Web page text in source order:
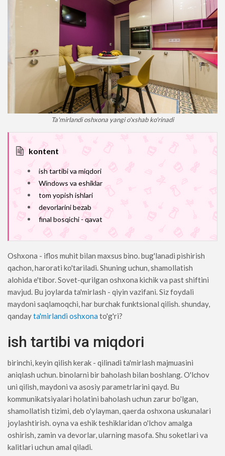
Ta'mirlandi oshxona yangi o'xshab ko'rinadi
kontent
ish tartibi va miqdori
Windows va eshiklar
tom yopish ishlari
devorlarini bezab
final bosqichi - qavat
Oshxona - iflos muhit bilan maxsus bino. bug'lanadi pishirish
qachon, harorati ko'tariladi. Shuning uchun, shamollatish
alohida e'tibor. Sovet-qurilgan oshxona kichik va past shiftini
mavjud. Bu joylarda ta'mirlash - qiyin vazifani. Siz foydali
maydoni saqlamoqchi, har burchak funktsional qilish. shunday,
qandayta'mirlandi oshxona to'g'ri?
ish tartibi va miqdori
birinchi, keyin qilish kerak - qilinadi ta'mirlash majmuasini
aniqlash uchun. binolarni bir baholash bilan boshlang. O'lchov
uni qilish, maydoni va asosiy parametrlarini qayd. Bu
kommunikatsiyalari holatini baholash uchun zarur bo'lgan,
shamollatish tizimi, deb o'ylayman, qaerda oshxona uskunalari
joylashtirish. oyna va eshik teshiklaridan o'lchov amalga
oshirish, zamin va devorlar, ularning masofa. Shu soketlari va
kalitlari uchun amal qiladi.